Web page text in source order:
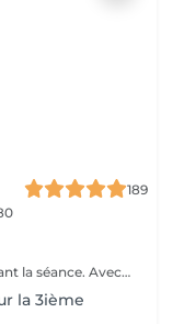
189
Il est préférable de ne pas se maquiller avant la séance. Avec un effet de lifting immédiat, ce massage facial draine, accentue les contours du visage et favorise la revitalisation naturelle de la peau. Il a pour fonction de drainer (poches,d'entretenir la jawline et d'entretenir un joli contour du visage. Avec des manoeuvres de drainage lymphatique et un massage très protocolaire cela permet d'obtenir un résultat aussi spécial que la version corporelle Renata Franca.
la 3ième